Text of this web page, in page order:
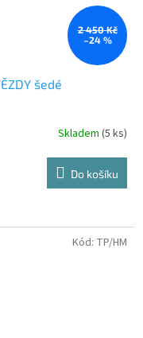
2 450 Kč
–24 %
šedé
Skladem (5 ks)
Do košíku
Kód: TP/HM